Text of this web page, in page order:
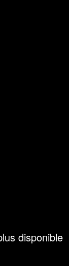
disponible